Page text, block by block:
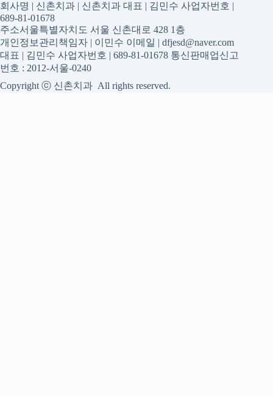
회사명 | 신촌치과 | 신촌치과 대표 | 김민수 사업자번호 |
689-81-01678
주소서울특별자치도 서울 신촌대로 428 1층
개인정보관리책임자 | 이민수 이메일 | dfjesd@naver.com
대표 | 김민수 사업자번호 | 689-81-01678 통신판매업신고
번호 : 2012-서울-0240
Copyright ⓒ 신촌치과 All rights reserved.